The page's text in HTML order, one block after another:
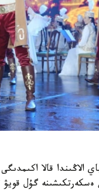
دا اباي الاڭىندا قالا
ەسكەرتكىشىنە گۇل